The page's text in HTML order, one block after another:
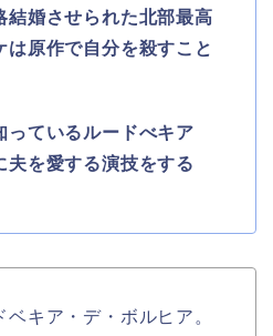
結婚させられた北部最高
は原作で自分を殺すこと
っているルードべキア
夫を愛する演技をする
キア・デ・ボルヒア。